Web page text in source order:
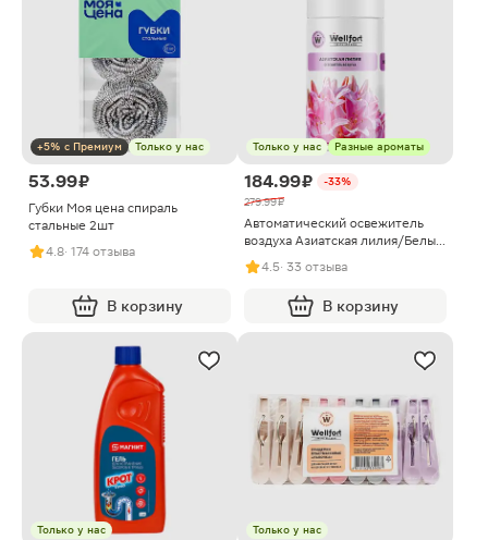
+5% с Премиум Только у нас
53.99 ₽
Губки Моя цена спираль
стальные 2шт
4.8· 174 отзыва
В корзину
Только у нас Разные ароматы
184.99 ₽
-33%
279.99 ₽
Автоматический освежитель
воздуха Азиатская лилия/Белый
грейпфрут/Лепестки жасмина и
ванили Wellfort 250мл в
ассортименте
4.5· 33 отзыва
В корзину
Только у нас Только у нас